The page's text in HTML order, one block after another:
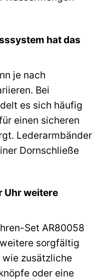
hat das
je nach
Bei
es sich häufig
einen sicheren
Lederarmbänder
Dornschließe
Uhr weitere
Set AR80058
sorgfältig
zusätzliche
oder eine